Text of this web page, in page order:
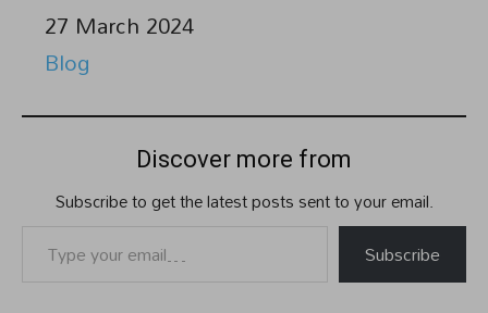
Date
27 March 2024
In relation to
Blog
Discover more from
Subscribe to get the latest posts sent to your email.
Subscribe